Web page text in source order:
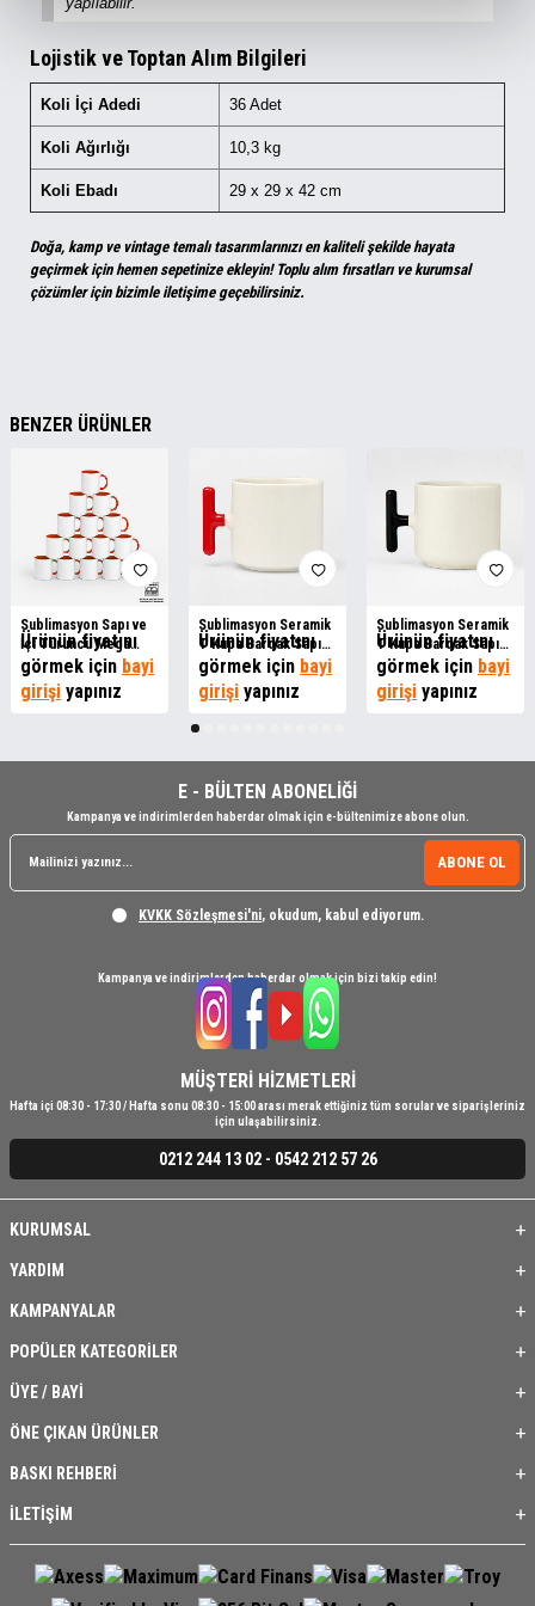
Lojistik ve Toptan Alım Bilgileri
Koli İçi Adedi 36 Adet
Koli Ağırlığı 10,3 kg
Koli Ebadı 29 x 29 x 42 cm
Doğa, kamp ve vintage temalı tasarımlarınızı en kaliteli şekilde hayata
geçirmek için hemen sepetinize ekleyin! Toplu alım fırsatları ve kurumsal
çözümler için bizimle iletişime geçebilirsiniz.
BENZER ÜRÜNLER
Sublimasyon Sapı ve
İçi Turuncu Mega
Kupa Kutusuz
Ürünün fiyatını
görmek için bayi
girişi yapınız
Sublimasyon Seramik
T Kupa Bardak Sapı
Kırmızı
Ürünün fiyatını
görmek için bayi
girişi yapınız
Sublimasyon Seramik
T Kupa Bardak Sapı
Siyah
Ürünün fiyatını
görmek için bayi
girişi yapınız
E - BÜLTEN ABONELİĞİ
Kampanya ve indirimlerden haberdar olmak için e-bültenimize abone olun.
ABONE OL
KVKK Sözleşmesi'ni, okudum, kabul ediyorum.
Kampanya ve indirimlerden haberdar olmak için bizi takip edin!
MÜŞTERİ HİZMETLERİ
Hafta içi 08:30 - 17:30 / Hafta sonu 08:30 - 15:00 arası merak ettiğiniz tüm sorular ve siparişleriniz
için ulaşabilirsiniz.
0212 244 13 02 - 0542 212 57 26
KURUMSAL
YARDIM
KAMPANYALAR
POPÜLER KATEGORİLER
ÜYE / BAYİ
ÖNE ÇIKAN ÜRÜNLER
BASKI REHBERİ
İLETİŞİM